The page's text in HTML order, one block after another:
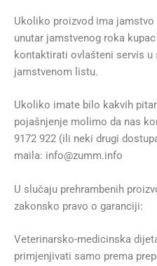
Ukoliko proizvod ima
unutar jamstvenog roka
kontaktirati ovlašteni servis u
jamstvenom listu.
Ukoliko imate bilo kakvih
pojašnjenje molimo da nas
9172 922 (ili neki drugi
maila: info@zumm.info
U slučaju prehrambenih
zakonsko pravo o garanciji:
Veterinarsko-medicinska
primjenjivati samo prema